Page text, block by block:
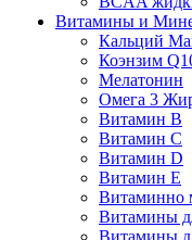
Витамины и
Кальций
Коэнзим
Мелатонин
Омега 3
Витамин B
Витамин C
Витамин D
Витамин E
Витаминно
Витамины
Витамины